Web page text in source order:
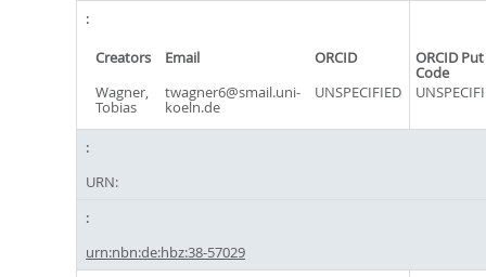
Creators Email ORCID ORCID Put
Code
Wagner,
Tobias
twagner6@smail.uni-
koeln.de
UNSPECIFIED
URN:
urn:nbn:de:hbz:38-57029